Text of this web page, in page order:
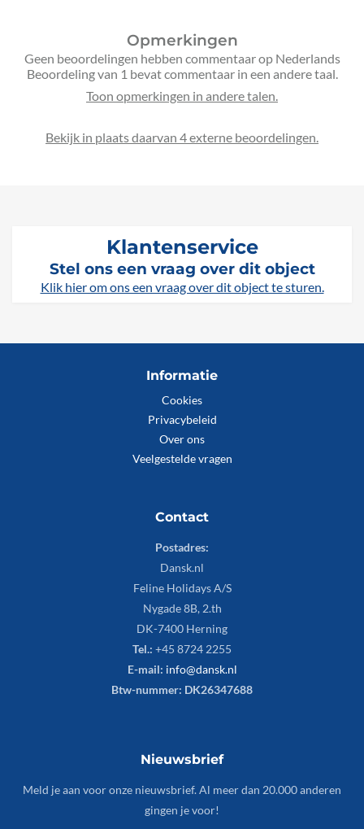
Opmerkingen
Geen beoordelingen hebben commentaar op Nederlands
Beoordeling van 1 bevat commentaar in een andere taal.
Bekijk in plaats daarvan 4 externe beoordelingen.
Klantenservice
Stel ons een vraag over dit object
Klik hier om ons een vraag over dit object te sturen.
Informatie
Cookies
Privacybeleid
Over ons
Veelgestelde vragen
Contact
Postadres:
Dansk.nl
Feline Holidays A/S
Nygade 8B, 2.th
DK-7400 Herning
Tel.: +45 8724 2255
E-mail: info@dansk.nl
Btw-nummer: DK26347688
Nieuwsbrief
Meld je aan voor onze nieuwsbrief. Al meer dan 20.000 anderen
gingen je voor!